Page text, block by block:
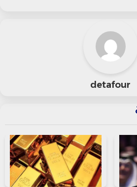
في منشور: يجب على
ومن الحماقة عدم
“محمد العريان” في
“بلومبرج”أن السوق تدرك
متأخرًا في دورة التيسير
detafour